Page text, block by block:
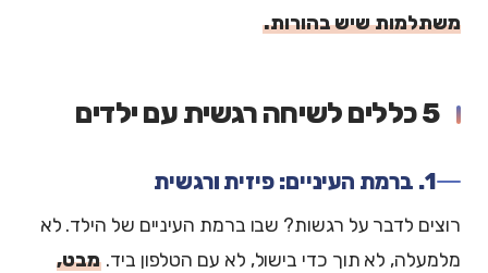
משתלמות שיש בהורות.
5 כללים לשיחה רגשית עם ילדים
1. ברמת העיניים: פיזית ורגשית
רוצים לדבר על רגשות? שבו ברמת העיניים של הילד. לא
מלמעלה, לא תוך כדי בישול, לא עם הטלפון ביד. מבט,